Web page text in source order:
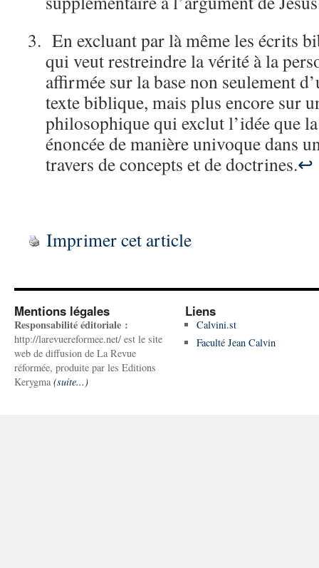
En excluant par là même les écrits
qui veut restreindre la vérité à la
affirmée sur la base non seulement
texte biblique, mais plus encore sur
philosophique qui exclut l’idée que
énoncée de manière univoque dans
travers de concepts et de doctrines.↩
Imprimer cet article
Mentions légales
Responsabilité éditoriale :
http://larevuereformee.net/ est le site
web de diffusion de La Revue
réformée, produite par les Editions
Kerygma (suite...)
Liens
Calvini.st
Faculté Jean Calvin